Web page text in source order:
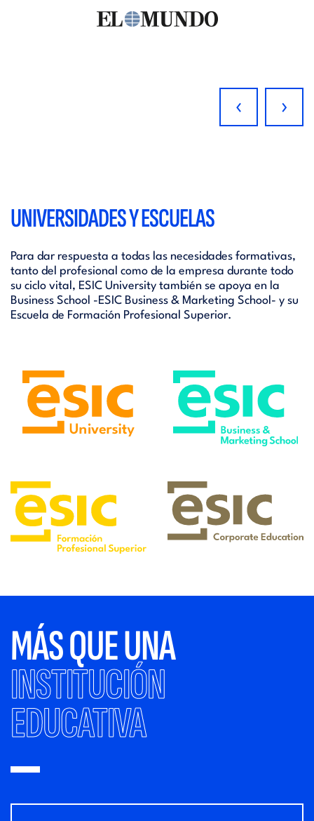
‹ ›
UNIVERSIDADES Y ESCUELAS
Para dar respuesta a todas las necesidades formativas,
tanto del profesional como de la empresa durante todo
su ciclo vital, ESIC University también se apoya en la
Business School -ESIC Business & Marketing School- y su
Escuela de Formación Profesional Superior.
MÁS QUE UNA
INSTITUCIÓN
EDUCATIVA